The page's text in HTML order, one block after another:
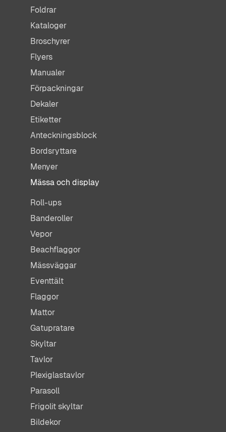
Foldrar
Kataloger
Broschyrer
Flyers
Manualer
Förpackningar
Dekaler
Etiketter
Anteckningsblock
Bordsryttare
Menyer
Mässa och display
Roll-ups
Banderoller
Vepor
Beachflaggor
Mässväggar
Eventtält
Flaggor
Mattor
Gatupratare
Skyltar
Tavlor
Plexiglastavlor
Parasoll
Frigolit skyltar
Bildekor